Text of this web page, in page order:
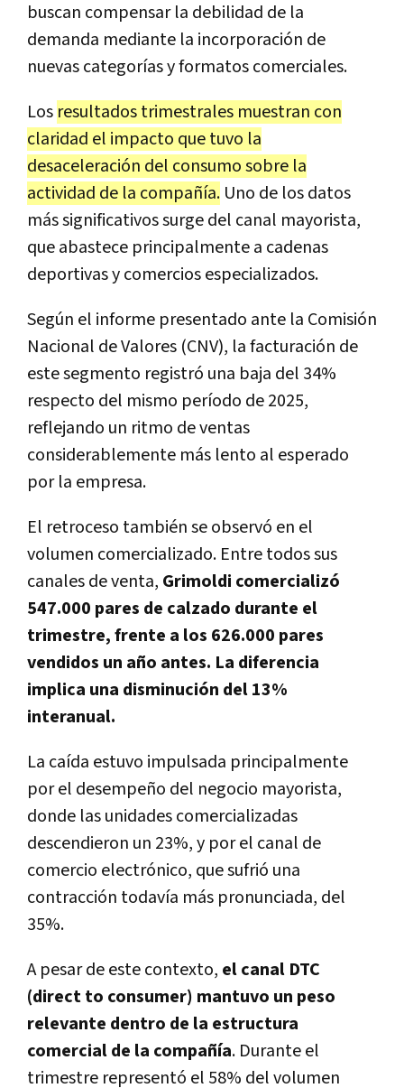
buscan compensar la debilidad de la
demanda mediante la incorporación de
nuevas categorías y formatos comerciales.
Los resultados trimestrales muestran con
claridad el impacto que tuvo la
desaceleración del consumo sobre la
actividad de la compañía. Uno de los datos
más significativos surge del canal mayorista,
que abastece principalmente a cadenas
deportivas y comercios especializados.
Según el informe presentado ante la Comisión
Nacional de Valores (CNV), la facturación de
este segmento registró una baja del 34%
respecto del mismo período de 2025,
reflejando un ritmo de ventas
considerablemente más lento al esperado
por la empresa.
El retroceso también se observó en el
volumen comercializado. Entre todos sus
canales de venta, Grimoldi comercializó
547.000 pares de calzado durante el
trimestre, frente a los 626.000 pares
vendidos un año antes. La diferencia
implica una disminución del 13%
interanual.
La caída estuvo impulsada principalmente
por el desempeño del negocio mayorista,
donde las unidades comercializadas
descendieron un 23%, y por el canal de
comercio electrónico, que sufrió una
contracción todavía más pronunciada, del
35%.
A pesar de este contexto, el canal DTC
(direct to consumer) mantuvo un peso
relevante dentro de la estructura
comercial de la compañía. Durante el
trimestre representó el 58% del volumen